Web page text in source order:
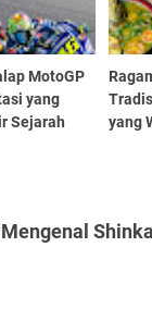
MotoGP
yang
Sejarah
yang